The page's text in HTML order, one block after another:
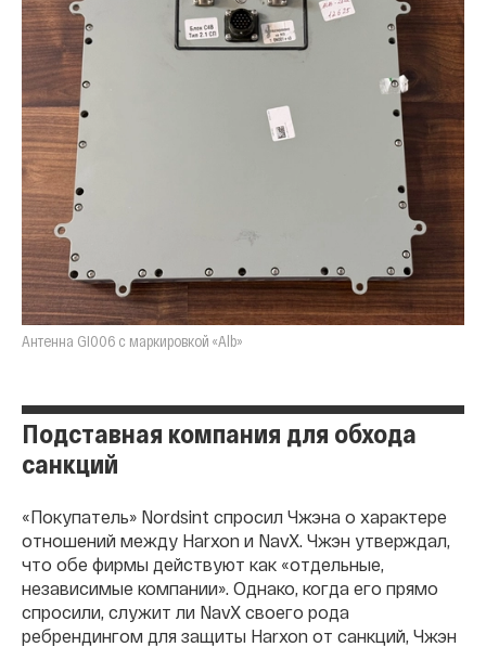
Антенна GI006 с маркировкой «Alb»
Подставная компания для обхода
санкций
«Покупатель» Nordsint спросил Чжэна о характере
отношений между Harxon и NavX. Чжэн утверждал,
что обе фирмы действуют как «отдельные,
независимые компании». Однако, когда его прямо
спросили, служит ли NavX своего рода
ребрендингом для защиты Harxon от санкций, Чжэн